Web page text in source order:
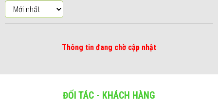
Thông tin đang chờ cập nhật
ĐỐI TÁC - KHÁCH HÀNG